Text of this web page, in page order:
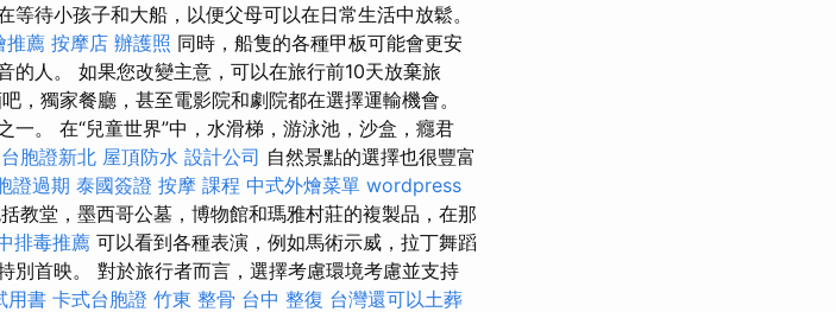
待小孩子和大船，以便父母可以在日常生活中放鬆。
推薦 按摩店 辦護照 同時，船隻的各種甲板可能會更安
的人。 如果您改變主意，可以在旅行前10天放棄旅
，獨家餐廳，甚至電影院和劇院都在選擇運輸機會。
。 在“兒童世界”中，水滑梯，游泳池，沙盒，癮君
台胞證新北 屋頂防水 設計公司 自然景點的選擇也很豐富
證過期 泰國簽證 按摩 課程 中式外燴菜單 wordpress
教堂，墨西哥公墓，博物館和瑪雅村莊的複製品，在那
排毒推薦 可以看到各種表演，例如馬術示威，拉丁舞蹈
別首映。 對於旅行者而言，選擇考慮環境考慮並支持
用書 卡式台胞證 竹東 整骨 台中 整復 台灣還可以土葬